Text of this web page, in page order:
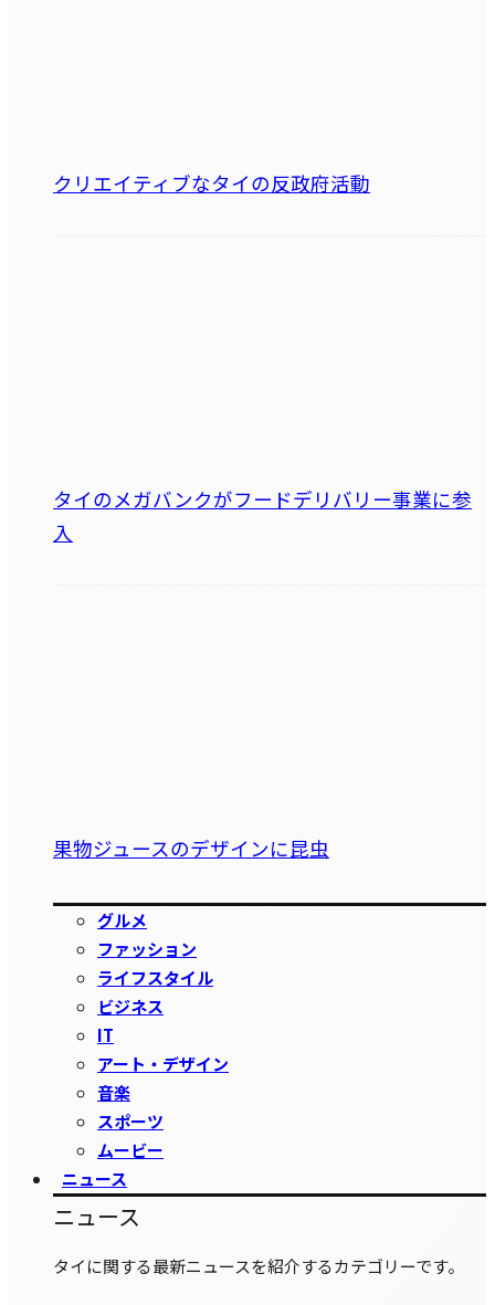
クリエイティブなタイの反政府活動
タイのメガバンクがフードデリバリー事業に参
入
果物ジュースのデザインに昆虫
グルメ
ファッション
ライフスタイル
ビジネス
IT
アート・デザイン
音楽
スポーツ
ムービー
ニュース
ニュース
タイに関する最新ニュースを紹介するカテゴリーです。